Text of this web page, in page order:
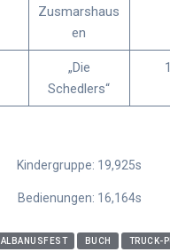
Zusmarshaus
en
„Die
Schedlers“
Kindergruppe: 19,925s
Bedienungen: 16,164s
ALBANUSFEST BUCH TRUCK-